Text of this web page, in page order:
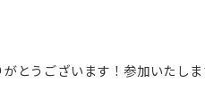
がとうございます！参加いたし